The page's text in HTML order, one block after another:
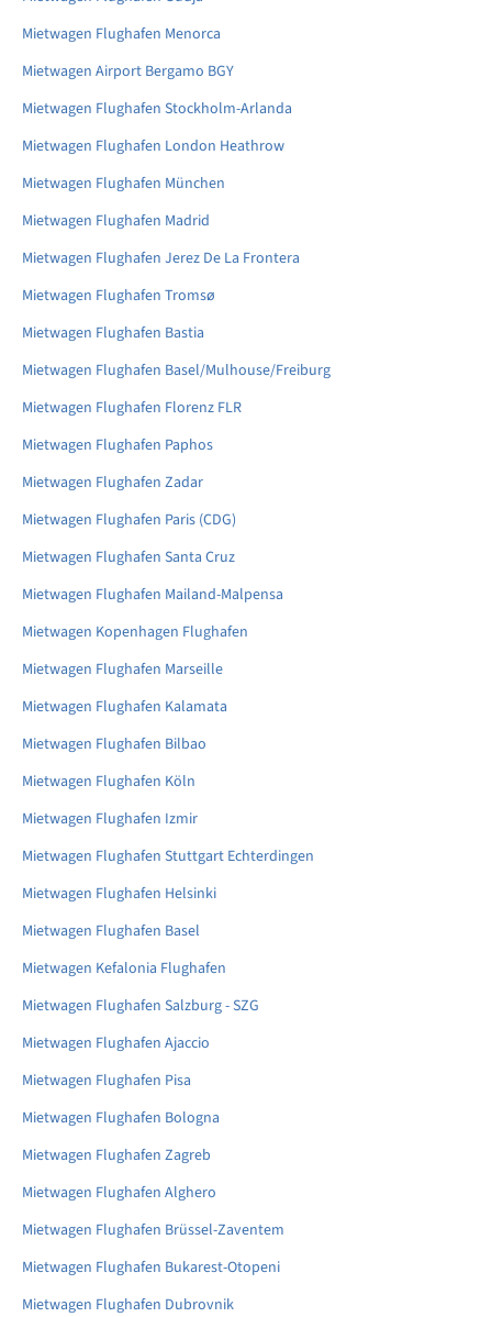
Mietwagen Flughafen Menorca
Mietwagen Airport Bergamo BGY
Mietwagen Flughafen Stockholm-Arlanda
Mietwagen Flughafen London Heathrow
Mietwagen Flughafen München
Mietwagen Flughafen Madrid
Mietwagen Flughafen Jerez De La Frontera
Mietwagen Flughafen Tromsø
Mietwagen Flughafen Bastia
Mietwagen Flughafen Basel/Mulhouse/Freiburg
Mietwagen Flughafen Florenz FLR
Mietwagen Flughafen Paphos
Mietwagen Flughafen Zadar
Mietwagen Flughafen Paris (CDG)
Mietwagen Flughafen Santa Cruz
Mietwagen Flughafen Mailand-Malpensa
Mietwagen Kopenhagen Flughafen
Mietwagen Flughafen Marseille
Mietwagen Flughafen Kalamata
Mietwagen Flughafen Bilbao
Mietwagen Flughafen Köln
Mietwagen Flughafen Izmir
Mietwagen Flughafen Stuttgart Echterdingen
Mietwagen Flughafen Helsinki
Mietwagen Flughafen Basel
Mietwagen Kefalonia Flughafen
Mietwagen Flughafen Salzburg - SZG
Mietwagen Flughafen Ajaccio
Mietwagen Flughafen Pisa
Mietwagen Flughafen Bologna
Mietwagen Flughafen Zagreb
Mietwagen Flughafen Alghero
Mietwagen Flughafen Brüssel-Zaventem
Mietwagen Flughafen Bukarest-Otopeni
Mietwagen Flughafen Dubrovnik